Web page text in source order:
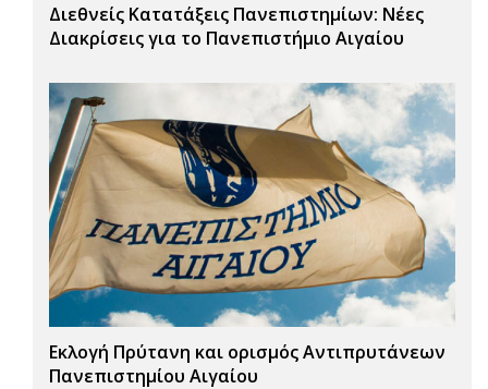
Διεθνείς Κατατάξεις Πανεπιστημίων: Νέες
Διακρίσεις για το Πανεπιστήμιο Αιγαίου
Εκλογή Πρύτανη και ορισμός Αντιπρυτάνεων
Πανεπιστημίου Αιγαίου